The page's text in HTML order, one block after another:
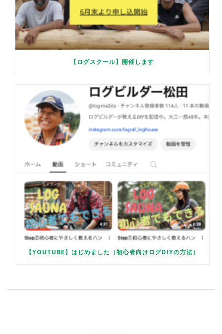
【ログスクール】開催します
【YOUTUBE】はじめました（初心者向けログDIYの方法）